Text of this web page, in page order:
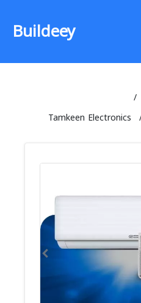
Buildeey
Tamkeen Electronics